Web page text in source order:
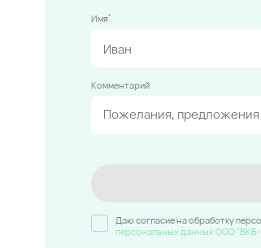
Имя*
Комментарий
Даю согласие на обработку
персональных данных ООО